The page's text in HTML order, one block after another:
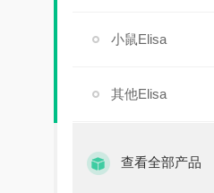
小鼠Elisa
其他Elisa
查看全部产品